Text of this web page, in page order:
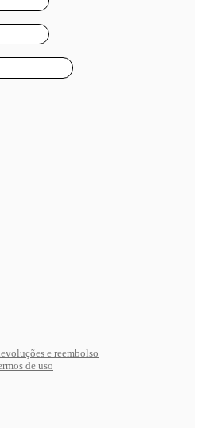
e reembolso
de uso